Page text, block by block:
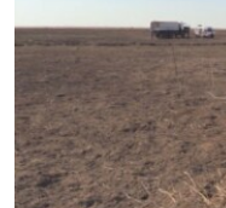
СПЕЦПРОЕКТИ
ВІДЕОУРОКИ «ELIFBE»
СВІДЧЕННЯ ОКУПАЦІЇ
ЯК ОБІЙТИ
Русский
Qırımtatar